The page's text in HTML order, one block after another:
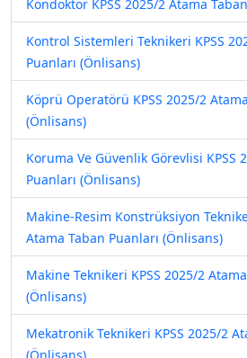
Kondoktör KPSS 2025/2 Atama
Kontrol Sistemleri Teknikeri KPSS
Puanları (Önlisans)
Köprü Operatörü KPSS 2025/2
(Önlisans)
Koruma Ve Güvenlik Görevlisi KPSS
Puanları (Önlisans)
Makine-Resim Konstrüksiyon
Atama Taban Puanları (Önlisans)
Makine Teknikeri KPSS 2025/2
(Önlisans)
Mekatronik Teknikeri KPSS 2025/2